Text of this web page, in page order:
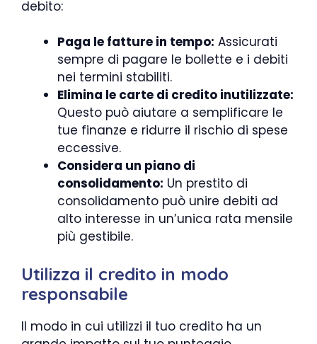
debito:
Paga le fatture in tempo: Assicurati
sempre di pagare le bollette e i debiti
nei termini stabiliti.
Elimina le carte di credito inutilizzate:
Questo può aiutare a semplificare le
tue finanze e ridurre il rischio di spese
eccessive.
Considera un piano di
consolidamento: Un prestito di
consolidamento può unire debiti ad
alto interesse in un’unica rata mensile
più gestibile.
Utilizza il credito in modo
responsabile
Il modo in cui utilizzi il tuo credito ha un